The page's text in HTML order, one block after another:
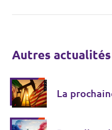
Autres actualités
La